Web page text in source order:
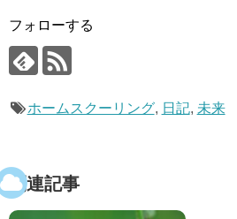
フォローする
ホームスクーリング, 日記, 未来
関連記事